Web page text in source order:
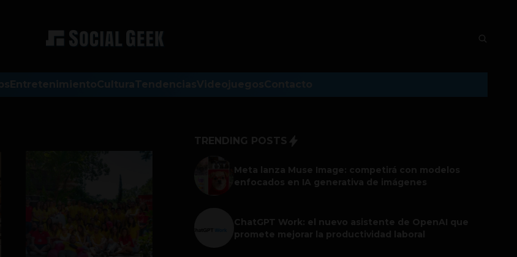
TRENDING POSTS
Meta lanza Muse Image: competirá con modelos
enfocados en IA generativa de imágenes
ChatGPT Work: el nuevo asistente de OpenAI que
promete mejorar la productividad laboral